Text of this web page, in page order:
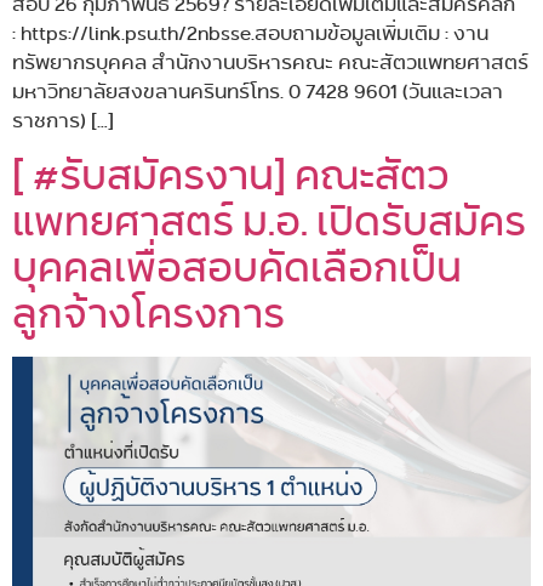
: https://link.psu.th/2nbsse.สอบถามข้อมูลเพิ่มเติม : งาน
ทรัพยากรบุคคล สำนักงานบริหารคณะ คณะสัตวแพทยศาสตร์
มหาวิทยาลัยสงขลานครินทร์โทร. 0 7428 9601 (วันและเวลา
ราชการ) […]
[ #รับสมัครงาน] คณะสัตว
แพทยศาสตร์ ม.อ. เปิดรับสมัคร
บุคคลเพื่อสอบคัดเลือกเป็น
ลูกจ้างโครงการ